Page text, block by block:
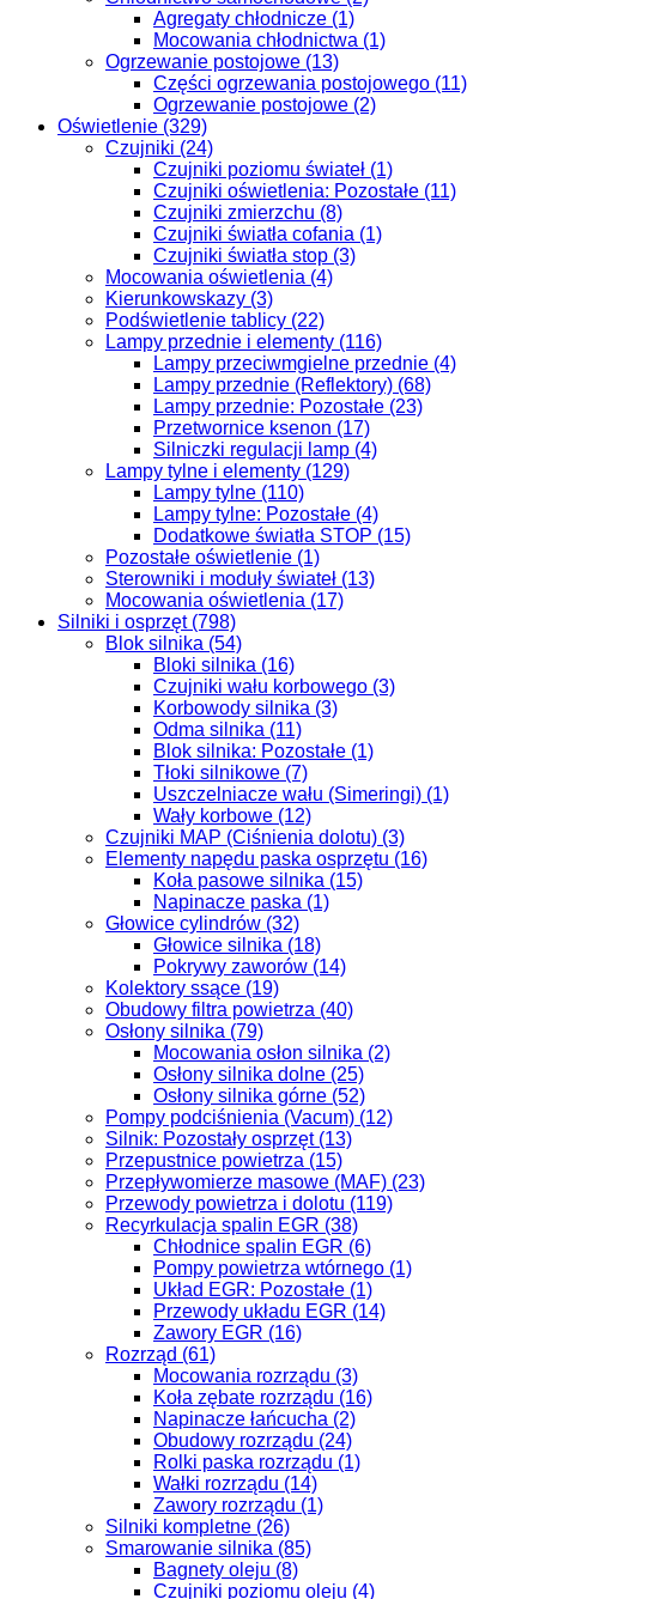
Agregaty chłodnicze (1)
Mocowania chłodnictwa (1)
Ogrzewanie postojowe (13)
Części ogrzewania postojowego (11)
Ogrzewanie postojowe (2)
Oświetlenie (329)
Czujniki (24)
Czujniki poziomu świateł (1)
Czujniki oświetlenia: Pozostałe (11)
Czujniki zmierzchu (8)
Czujniki światła cofania (1)
Czujniki światła stop (3)
Mocowania oświetlenia (4)
Kierunkowskazy (3)
Podświetlenie tablicy (22)
Lampy przednie i elementy (116)
Lampy przeciwmgielne przednie (4)
Lampy przednie (Reflektory) (68)
Lampy przednie: Pozostałe (23)
Przetwornice ksenon (17)
Silniczki regulacji lamp (4)
Lampy tylne i elementy (129)
Lampy tylne (110)
Lampy tylne: Pozostałe (4)
Dodatkowe światła STOP (15)
Pozostałe oświetlenie (1)
Sterowniki i moduły świateł (13)
Mocowania oświetlenia (17)
Silniki i osprzęt (798)
Blok silnika (54)
Bloki silnika (16)
Czujniki wału korbowego (3)
Korbowody silnika (3)
Odma silnika (11)
Blok silnika: Pozostałe (1)
Tłoki silnikowe (7)
Uszczelniacze wału (Simeringi) (1)
Wały korbowe (12)
Czujniki MAP (Ciśnienia dolotu) (3)
Elementy napędu paska osprzętu (16)
Koła pasowe silnika (15)
Napinacze paska (1)
Głowice cylindrów (32)
Głowice silnika (18)
Pokrywy zaworów (14)
Kolektory ssące (19)
Obudowy filtra powietrza (40)
Osłony silnika (79)
Mocowania osłon silnika (2)
Osłony silnika dolne (25)
Osłony silnika górne (52)
Pompy podciśnienia (Vacum) (12)
Silnik: Pozostały osprzęt (13)
Przepustnice powietrza (15)
Przepływomierze masowe (MAF) (23)
Przewody powietrza i dolotu (119)
Recyrkulacja spalin EGR (38)
Chłodnice spalin EGR (6)
Pompy powietrza wtórnego (1)
Układ EGR: Pozostałe (1)
Przewody układu EGR (14)
Zawory EGR (16)
Rozrząd (61)
Mocowania rozrządu (3)
Koła zębate rozrządu (16)
Napinacze łańcucha (2)
Obudowy rozrządu (24)
Rolki paska rozrządu (1)
Wałki rozrządu (14)
Zawory rozrządu (1)
Silniki kompletne (26)
Smarowanie silnika (85)
Bagnety oleju (8)
Czujniki poziomu oleju (4)